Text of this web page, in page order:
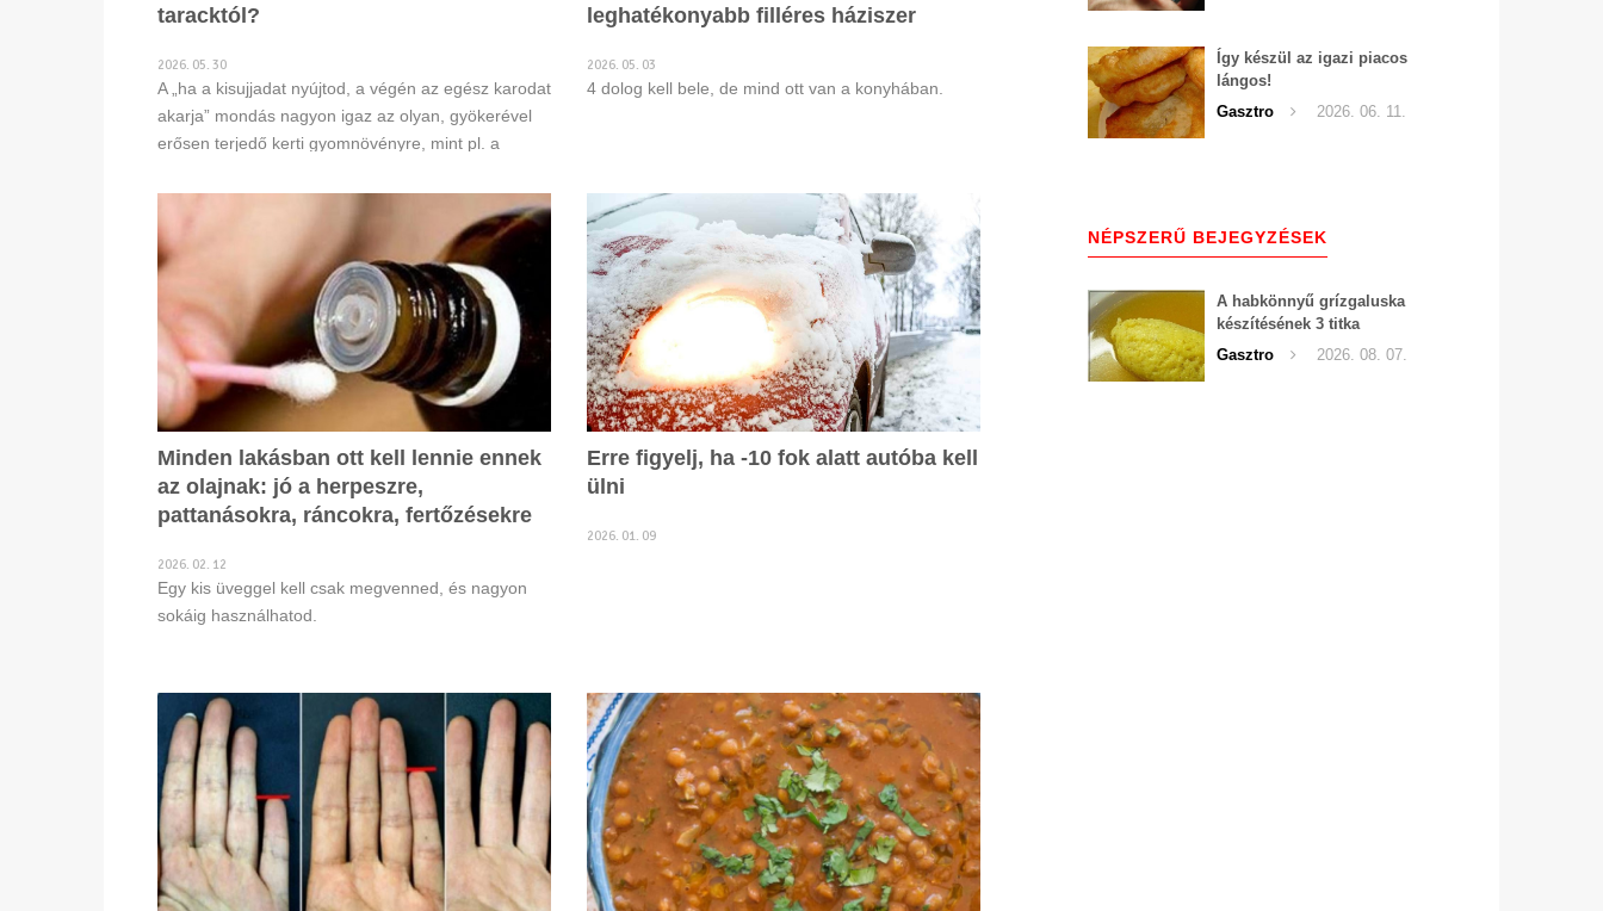
taracktól?
2026. 05. 30
A „ha a kisujjadat nyújtod, a végén az egész karodat
akarja” mondás nagyon igaz az olyan, gyökerével
erősen terjedő kerti gyomnövényre, mint pl. a
anyagokkal tör utat magának, ugyanis ezzel gátolja
más növények növekedését. A tarackbúza gyökerei
még a burgonya gumóját is képesek átfúrni.
leghatékonyabb filléres háziszer
2026. 05. 03
4 dolog kell bele, de mind ott van a konyhában.
Minden lakásban ott kell lennie ennek
az olajnak: jó a herpeszre,
pattanásokra, ráncokra, fertőzésekre
2026. 02. 12
Egy kis üveggel kell csak megvenned, és nagyon
sokáig használhatod.
Erre figyelj, ha -10 fok alatt autóba kell
ülni
2026. 01. 09
Így készül az igazi piacos
lángos!
Gasztro
2026. 06. 11.
NÉPSZERŰ BEJEGYZÉSEK
A habkönnyű grízgaluska
készítésének 3 titka
Gasztro
2026. 08. 07.